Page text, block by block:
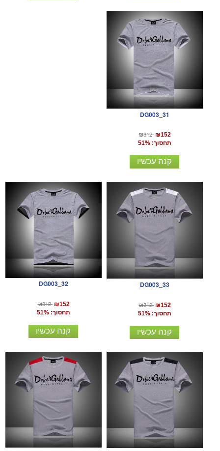
DG003_31
₪312 ₪152
תחסוך: 51%
קנה עכשיו
DG003_32
₪312 ₪152
תחסוך: 51%
קנה עכשיו
DG003_33
₪312 ₪152
תחסוך: 51%
קנה עכשיו